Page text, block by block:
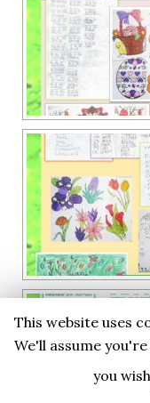
This website uses
We'll assume
you